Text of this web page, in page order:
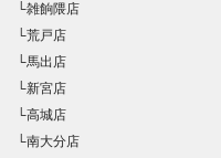
└雑餉隈店
└荒戸店
└馬出店
└新宮店
└高城店
└南大分店